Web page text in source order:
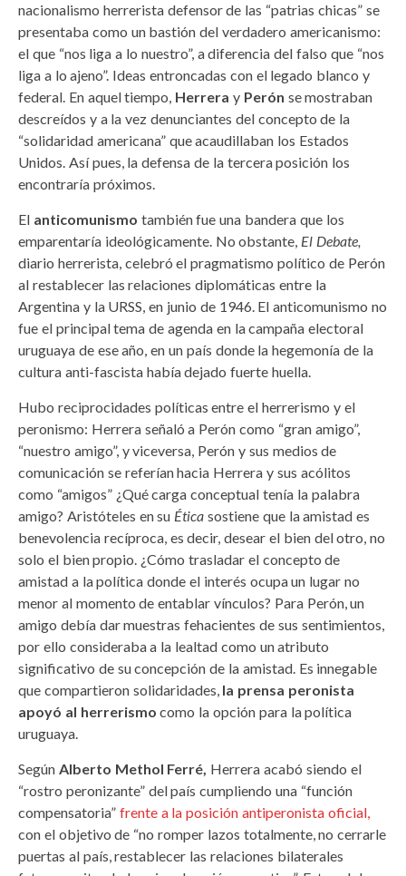
nacionalismo herrerista defensor de las “patrias chicas” se
presentaba como un bastión del verdadero americanismo:
el que “nos liga a lo nuestro”, a diferencia del falso que “nos
liga a lo ajeno”. Ideas entroncadas con el legado blanco y
federal. En aquel tiempo, Herrera y Perón se mostraban
descreídos y a la vez denunciantes del concepto de la
“solidaridad americana” que acaudillaban los Estados
Unidos. Así pues, la defensa de la tercera posición los
encontraría próximos.
El anticomunismo también fue una bandera que los
emparentaría ideológicamente. No obstante, El Debate,
diario herrerista, celebró el pragmatismo político de Perón
al restablecer las relaciones diplomáticas entre la
Argentina y la URSS, en junio de 1946. El anticomunismo no
fue el principal tema de agenda en la campaña electoral
uruguaya de ese año, en un país donde la hegemonía de la
cultura anti-fascista había dejado fuerte huella.
Hubo reciprocidades políticas entre el herrerismo y el
peronismo: Herrera señaló a Perón como “gran amigo”,
“nuestro amigo”, y viceversa, Perón y sus medios de
comunicación se referían hacia Herrera y sus acólitos
como “amigos” ¿Qué carga conceptual tenía la palabra
amigo? Aristóteles en su Ética sostiene que la amistad es
benevolencia recíproca, es decir, desear el bien del otro, no
solo el bien propio. ¿Cómo trasladar el concepto de
amistad a la política donde el interés ocupa un lugar no
menor al momento de entablar vínculos? Para Perón, un
amigo debía dar muestras fehacientes de sus sentimientos,
por ello consideraba a la lealtad como un atributo
significativo de su concepción de la amistad. Es innegable
que compartieron solidaridades, la prensa peronista
apoyó al herrerismo como la opción para la política
uruguaya.
Según Alberto Methol Ferré, Herrera acabó siendo el
“rostro peronizante” del país cumpliendo una “función
compensatoria” frente a la posición antiperonista oficial,
con el objetivo de “no romper lazos totalmente, no cerrarle
puertas al país, restablecer las relaciones bilaterales